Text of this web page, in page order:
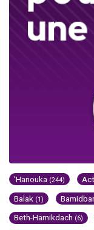
'Hanouka (244)
Balak (1)
Beth-Hamikdach (6)